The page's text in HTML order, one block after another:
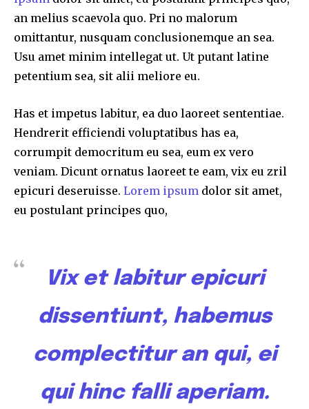
an melius scaevola quo. Pri no malorum
omittantur, nusquam conclusionemque an sea.
Usu amet minim intellegat ut. Ut putant latine
petentium sea, sit alii meliore eu.
Has et impetus labitur, ea duo laoreet sententiae.
Hendrerit efficiendi voluptatibus has ea,
corrumpit democritum eu sea, eum ex vero
veniam. Dicunt ornatus laoreet te eam, vix eu zril
epicuri deseruisse. Lorem ipsum dolor sit amet,
eu postulant principes quo,
Vix et labitur epicuri
dissentiunt, habemus
complectitur an qui, ei
qui hinc falli aperiam.